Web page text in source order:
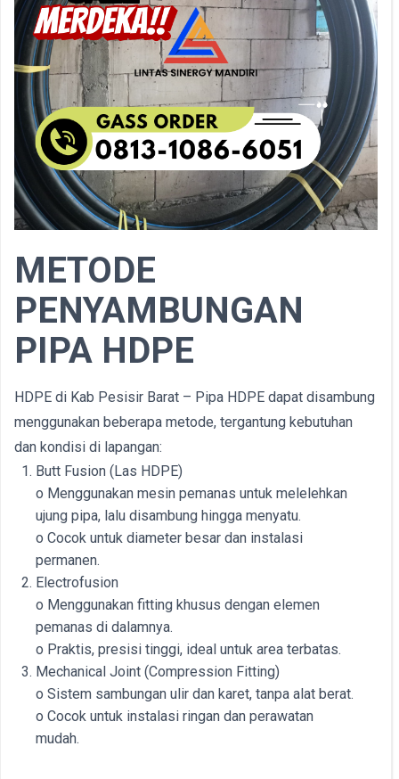
METODE
PENYAMBUNGAN
PIPA HDPE
HDPE di Kab Pesisir Barat – Pipa HDPE dapat disambung
menggunakan beberapa metode, tergantung kebutuhan
dan kondisi di lapangan:
Butt Fusion (Las HDPE)
o Menggunakan mesin pemanas untuk melelehkan
ujung pipa, lalu disambung hingga menyatu.
o Cocok untuk diameter besar dan instalasi
permanen.
Electrofusion
o Menggunakan fitting khusus dengan elemen
pemanas di dalamnya.
o Praktis, presisi tinggi, ideal untuk area terbatas.
Mechanical Joint (Compression Fitting)
o Sistem sambungan ulir dan karet, tanpa alat berat.
o Cocok untuk instalasi ringan dan perawatan
mudah.